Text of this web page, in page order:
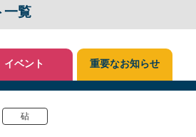
一覧
砧
イベント 重要なお知らせ